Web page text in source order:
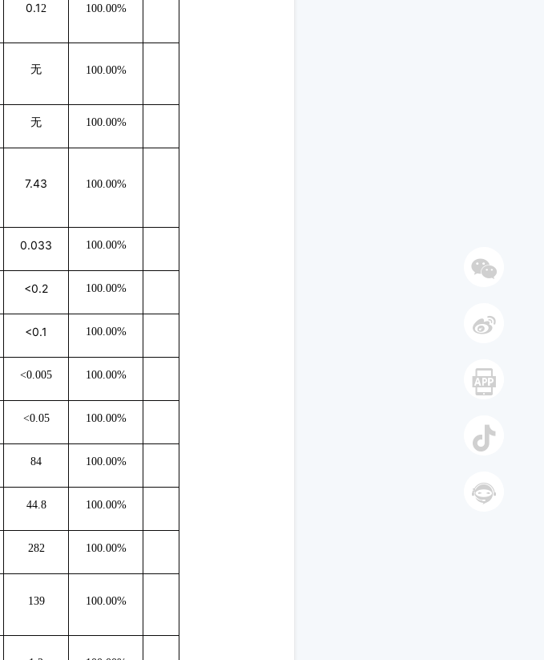
0.12 100.00%
无 100.00%
无 100.00%
7.43 100.00%
0.033 100.00%
<0.2 100.00%
<0.1 100.00%
<0.005 100.00%
<0.05 100.00%
84 100.00%
44.8 100.00%
282 100.00%
139 100.00%
微博
手机